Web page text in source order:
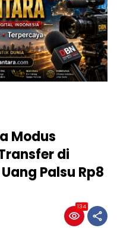
Modus
di
Palsu Rp8
134